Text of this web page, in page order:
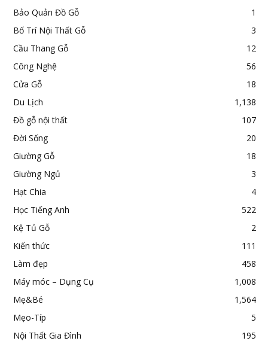
Bảo Quản Đồ Gỗ
1
Bố Trí Nội Thất Gỗ
3
Cầu Thang Gỗ
12
Công Nghệ
56
Cửa Gỗ
18
Du Lịch
1,138
Đồ gỗ nội thất
107
Đời Sống
20
Giường Gỗ
18
Giường Ngủ
3
Hạt Chia
4
Học Tiếng Anh
522
Kệ Tủ Gỗ
2
Kiến thức
111
Làm đẹp
458
Máy móc – Dụng Cụ
1,008
Mẹ&Bé
1,564
Mẹo-Típ
5
Nội Thất Gia Đình
195